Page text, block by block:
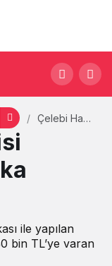
Çelebi Hava
ile yapılan
bin TL’ye varan